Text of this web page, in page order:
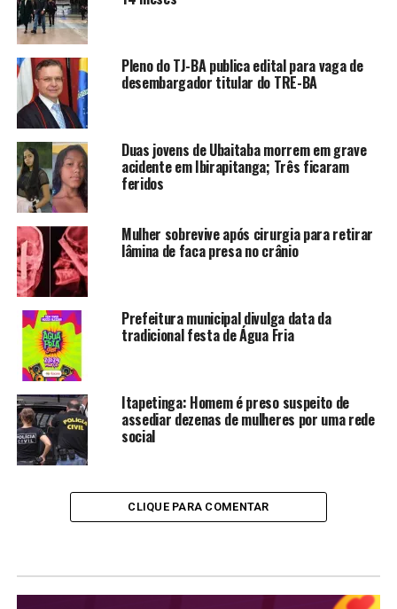
Pleno do TJ-BA publica edital para vaga de
desembargador titular do TRE-BA
Duas jovens de Ubaitaba morrem em grave
acidente em Ibirapitanga; Três ficaram
feridos
Mulher sobrevive após cirurgia para retirar
lâmina de faca presa no crânio
Prefeitura municipal divulga data da
tradicional festa de Água Fria
Itapetinga: Homem é preso suspeito de
assediar dezenas de mulheres por uma rede
social
CLIQUE PARA COMENTAR